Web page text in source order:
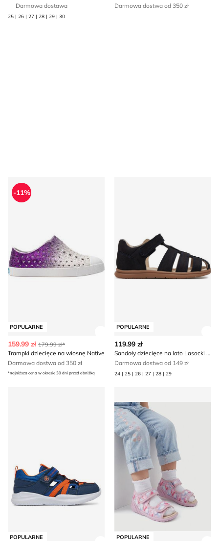
Darmowa dostawa
25 | 26 | 27 | 28 | 29 | 30
Darmowa dostwa od 350 zł
Trampki dziecięce na wiosnę Native
POPULARNE
-11%
159.99 zł 179.99 zł*
Trampki dziecięce na wiosnę Native
Darmowa dostwa od 350 zł
*najniższa cena w okresie 30 dni przed obniżką
POPULARNE
119.99 zł
Sandały dziecięce na lato Lasocki Kids
Darmowa dostwa od 149 zł
24 | 25 | 26 | 27 | 28 | 29
POPULARNE POPULARNE